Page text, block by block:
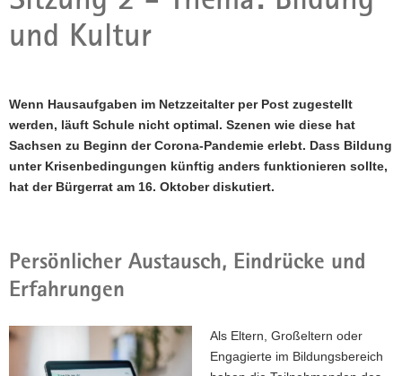
v
a
t
i
o
n
und Kultur
Wenn Hausaufgaben im Netzzeitalter per Post zugestellt
werden, läuft Schule nicht optimal. Szenen wie diese hat
Sachsen zu Beginn der Corona-Pandemie erlebt. Dass Bildung
unter Krisenbedingungen künftig anders funktionieren sollte,
hat der Bürgerrat am 16. Oktober diskutiert.
Persönlicher Austausch, Eindrücke und
Erfahrungen
Als Eltern, Großeltern oder
Engagierte im Bildungsbereich